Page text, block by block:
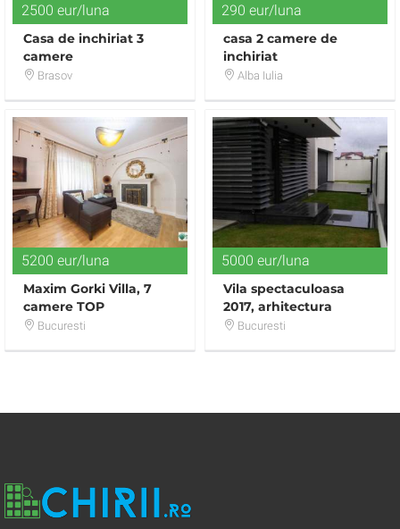
2500 eur/luna
Casa de inchiriat 3
camere
Brasov
290 eur/luna
casa 2 camere de
inchiriat
Alba Iulia
5200 eur/luna
Maxim Gorki Villa, 7
camere TOP
Bucuresti
5000 eur/luna
Vila spectaculoasa
2017, arhitectura
minimalista, finisaje
Bucuresti